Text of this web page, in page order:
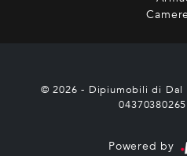
© 2026 - Dipiumobili di Dal
Powered by